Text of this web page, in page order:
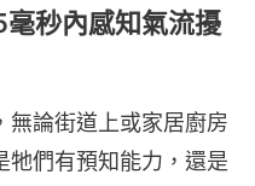
秒內感知氣流擾
無論街道上或家居廚房
牠們有預知能力，還是